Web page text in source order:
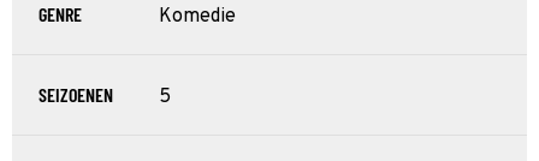
GENRE Komedie
SEIZOENEN 5